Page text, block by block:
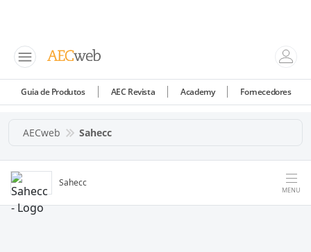
Guia de Produtos AEC Revista Academy Fornecedores
AECweb Sahecc
Sahecc
MENU